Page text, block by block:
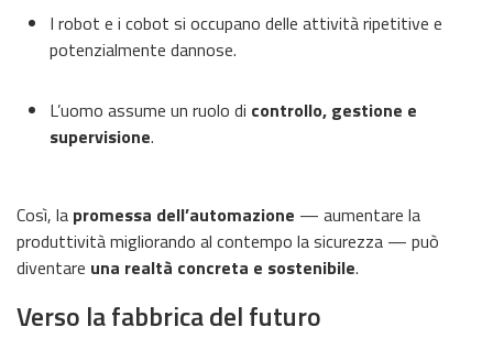
I robot e i cobot si occupano delle attività ripetitive e
potenzialmente dannose.
L’uomo assume un ruolo di controllo, gestione e
supervisione.
Così, la promessa dell’automazione — aumentare la
produttività migliorando al contempo la sicurezza — può
diventare una realtà concreta e sostenibile.
Verso la fabbrica del futuro